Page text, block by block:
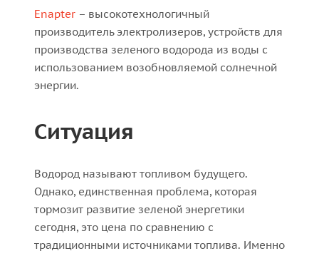
Enapter – высокотехнологичный
производитель электролизеров, устройств для
производства зеленого водорода из воды с
использованием возобновляемой солнечной
энергии.
Ситуация
Водород называют топливом будущего.
Однако, единственная проблема, которая
тормозит развитие зеленой энергетики
сегодня, это цена по сравнению с
традиционными источниками топлива. Именно